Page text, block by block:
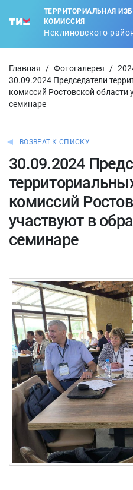
ТЕРРИТОРИАЛЬНАЯ
КОМИССИЯ
Неклиновского
Главная / Фотогалерея /
30.09.2024 Председатели
комиссий Ростовской области
семинаре
ВОЗВРАТ К СПИСКУ
30.09.2024
комиссий
участвуют в
семинаре